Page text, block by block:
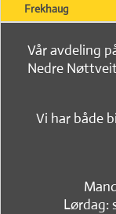
Frekhaug
Vår avdeling
Nedre
Vi har både
Lørdag: